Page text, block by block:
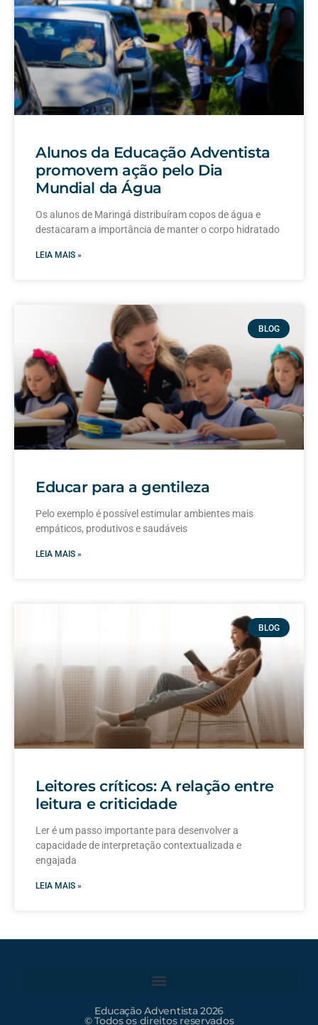
Alunos da Educação Adventista
promovem ação pelo Dia
Mundial da Água
Os alunos de Maringá distribuíram copos de água e
destacaram a importância de manter o corpo hidratado
LEIA MAIS »
BLOG
Educar para a gentileza
Pelo exemplo é possível estimular ambientes mais
empáticos, produtivos e saudáveis
LEIA MAIS »
BLOG
Leitores críticos: A relação entre
leitura e criticidade
Ler é um passo importante para desenvolver a
capacidade de interpretação contextualizada e
engajada
LEIA MAIS »
Educação Adventista 2026
© Todos os direitos reservados